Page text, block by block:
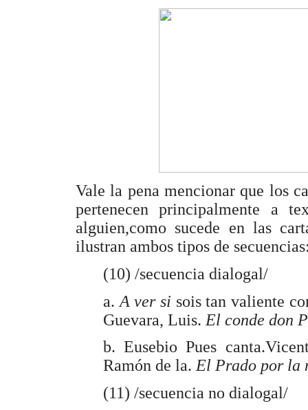
Vale la pena mencionar que los
pertenecen principalmente a
alguien,como sucede en las
ilustran ambos tipos de
(10) /secuencia dialogal/
a. A ver si sois tan valiente
Guevara, Luis. El conde don
b. Eusebio Pues
Ramón de la.El Prado por la
(11) /secuencia no dialogal/